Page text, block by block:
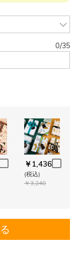
0/35
￥1,436
(税込)
￥3,240